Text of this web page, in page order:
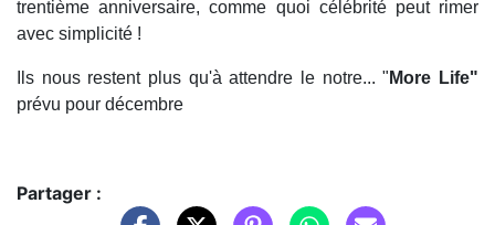
trentième anniversaire, comme quoi célébrité peut rimer
avec simplicité !
Ils nous restent plus qu'à attendre le notre... " More Life"
prévu pour décembre
Partager :